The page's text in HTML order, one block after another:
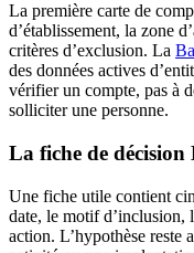
La première carte de
d’établissement, la zone
critères d’exclusion. La
des données actives
vérifier un compte, pas à
solliciter une personne.
La fiche de décision
Une fiche utile contient
date, le motif d’inclusion,
action. L’hypothèse